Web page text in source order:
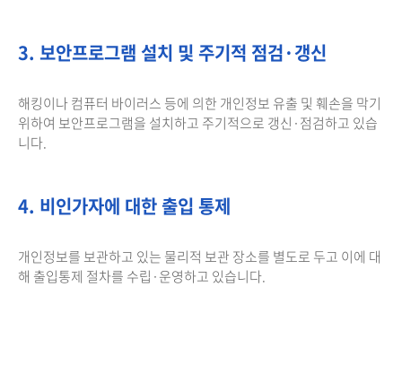
3. 보안프로그램 설치 및 주기적 점검·갱신
해킹이나 컴퓨터 바이러스 등에 의한 개인정보 유출 및 훼손을 막기
위하여 보안프로그램을 설치하고 주기적으로 갱신·점검하고 있습
니다.
4. 비인가자에 대한 출입 통제
개인정보를 보관하고 있는 물리적 보관 장소를 별도로 두고 이에 대
해 출입통제 절차를 수립·운영하고 있습니다.